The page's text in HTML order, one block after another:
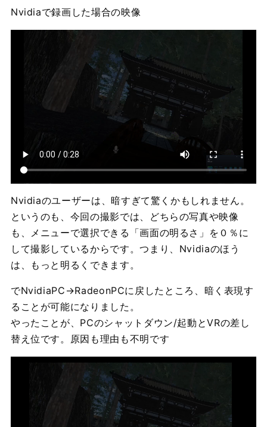
Nvidiaで録画した場合の映像
Nvidiaのユーザーは、暗すぎて驚くかもしれません。
というのも、今回の撮影では、どちらの写真や映像
も、メニューで選択できる「画面の明るさ」を０％に
して撮影しているからです。つまり、Nvidiaのほう
は、もっと明るくできます。
でNvidiaPC→RadeonPCに戻したところ、暗く表現す
ることが可能になりました。
やったことが、PCのシャットダウン/起動とVRの差し
替え位です。原因も理由も不明です